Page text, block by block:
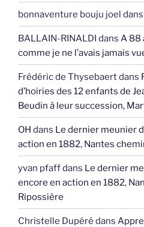
bonnaventure bouju joel dans
BALLAIN-RINALDI dans A 88
comme je ne l’avais jamais
Frédéric de Thysebaertdans
d’hoiries des 12 enfants de
Beudin à leur succession,
OH dans Le dernier meunier
action en 1882, Nantes
yvan pfaffdans Le dernier
encore en action en 1882,
Ripossière
Christelle Dupéré dans